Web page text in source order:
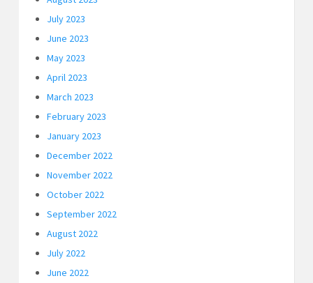
July 2023
June 2023
May 2023
April 2023
March 2023
February 2023
January 2023
December 2022
November 2022
October 2022
September 2022
August 2022
July 2022
June 2022